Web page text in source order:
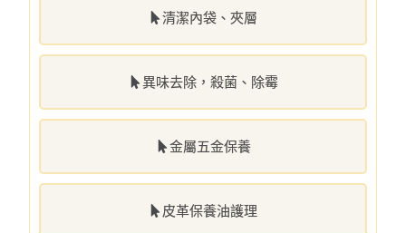
清潔內袋、夾層
異味去除，殺菌、除霉
金屬五金保養
皮革保養油護理